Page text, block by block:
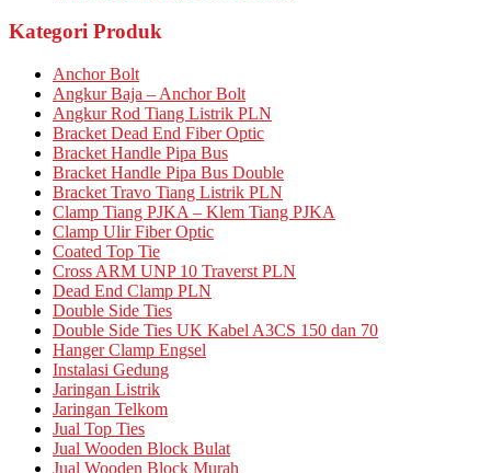
Kategori Produk
Anchor Bolt
Angkur Baja – Anchor Bolt
Angkur Rod Tiang Listrik PLN
Bracket Dead End Fiber Optic
Bracket Handle Pipa Bus
Bracket Handle Pipa Bus Double
Bracket Travo Tiang Listrik PLN
Clamp Tiang PJKA – Klem Tiang PJKA
Clamp Ulir Fiber Optic
Coated Top Tie
Cross ARM UNP 10 Traverst PLN
Dead End Clamp PLN
Double Side Ties
Double Side Ties UK Kabel A3CS 150 dan 70
Hanger Clamp Engsel
Instalasi Gedung
Jaringan Listrik
Jaringan Telkom
Jual Top Ties
Jual Wooden Block Bulat
Jual Wooden Block Murah